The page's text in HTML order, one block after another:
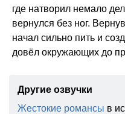
где натворил немало
вернулся без ног.
начал сильно пить и
довёл окружающих до
Другие озвучки
Жестокие романсы в